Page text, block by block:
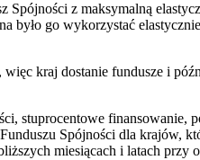
z maksymalną
było go wykorzystać
kraj dostanie fundusze i
stuprocentowe finansowanie,
Spójności dla krajów,
miesiącach i latach przy